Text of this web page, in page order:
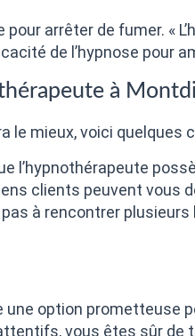
arrêter de fumer. «
de l’hypnose pour
à
le mieux, voici quelques
l’hypnothérapeute
clients peuvent vous
pas à rencontrer
une option prometteuse
vous êtes sûr de